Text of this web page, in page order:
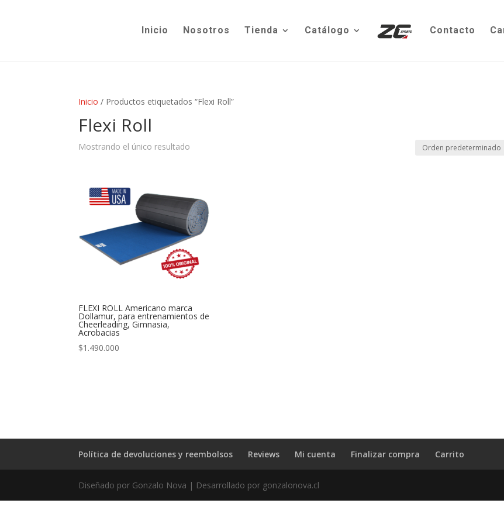
Inicio Nosotros Tienda Catálogo Contacto
Inicio / Productos etiquetados “Flexi Roll”
Flexi Roll
Mostrando el único resultado
FLEXI ROLL Americano marca
Dollamur, para entrenamientos de
Cheerleading, Gimnasia,
Acrobacias
$1.490.000
Política de devoluciones y reembolsos Reviews Mi cuenta Finalizar compra Carrito
Diseñado por Gonzalo Nova | Desarrollado por gonzalonova.cl